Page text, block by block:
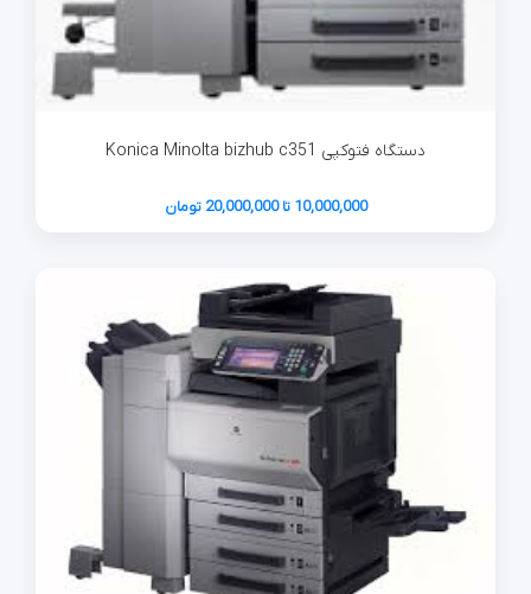
دستگاه فتوکپی Konica Minolta bizhub c351
10,000,000 تا 20,000,000 تومان